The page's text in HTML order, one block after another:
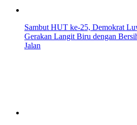
Sambut HUT ke-25, Demokrat
Gerakan Langit Biru dengan
Jalan